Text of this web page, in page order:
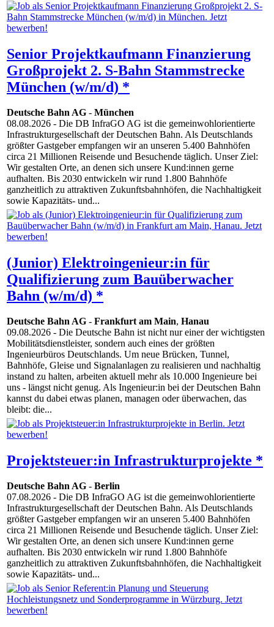
Senior Projektkaufmann Finanzierung
Großprojekt 2. S-Bahn Stammstrecke
München (w/m/d) *
Deutsche Bahn AG - München
08.08.2026 - Die DB InfraGO AG ist die gemeinwohlorientierte
Infrastrukturgesellschaft der Deutschen Bahn. Als Deutschlands
größter Gastgeber empfangen wir an unseren 5.400 Bahnhöfen
circa 21 Millionen Reisende und Besuchende täglich. Unser Ziel:
Wir gestalten Orte, an denen sich unsere Kund:innen gerne
aufhalten. Bis 2030 entwickeln wir rund 1.800 Bahnhöfe
ganzheitlich zu attraktiven Zukunftsbahnhöfen, die Nachhaltigkeit
sowie Kapazitäts- und...
(Junior) Elektroingenieur:in für
Qualifizierung zum Bauüberwacher
Bahn (w/m/d) *
Deutsche Bahn AG - Frankfurt am Main, Hanau
09.08.2026 - Die Deutsche Bahn ist nicht nur einer der wichtigsten
Mobilitätsdienstleister, sondern auch eines der größten
Ingenieurbüros Deutschlands. Um neue Brücken, Tunnel,
Bahnhöfe, Gleise und Signalanlagen zu realisieren und nachhaltig
instand zu halten, arbeiten aktuell mehr als 10.000 Ingenieure bei
uns - längst nicht genug. Als Ingenieur:in bei der Deutschen Bahn
kannst du dabei etwas planen, managen oder überwachen, das
bleibt: die...
Projektsteuer:in Infrastrukturprojekte *
Deutsche Bahn AG - Berlin
07.08.2026 - Die DB InfraGO AG ist die gemeinwohlorientierte
Infrastrukturgesellschaft der Deutschen Bahn. Als Deutschlands
größter Gastgeber empfangen wir an unseren 5.400 Bahnhöfen
circa 21 Millionen Reisende und Besuchende täglich. Unser Ziel:
Wir gestalten Orte, an denen sich unsere Kund:innen gerne
aufhalten. Bis 2030 entwickeln wir rund 1.800 Bahnhöfe
ganzheitlich zu attraktiven Zukunftsbahnhöfen, die Nachhaltigkeit
sowie Kapazitäts- und...